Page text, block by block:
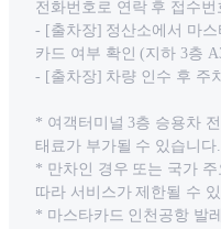
전화번호로 연락 후 접수
- [출차장] 정산소에서 마
카드 여부 확인 (지하 3층
- [출차장] 차량 인수 후 주
* 여객터미널 3층 승용차
태료가 부가될 수 있습니다.
* 만차인 경우 또는 국가
따라 서비스가 제한될 수
* 마스타카드 인천공항 발